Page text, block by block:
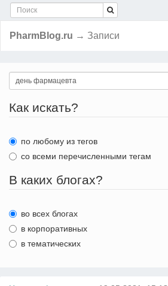
PharmBlog.ru → Записи
Как искать?
по любому из тегов
со всеми перечисленными тегам
В каких блогах?
во всех блогах
в корпоративных
в тематических